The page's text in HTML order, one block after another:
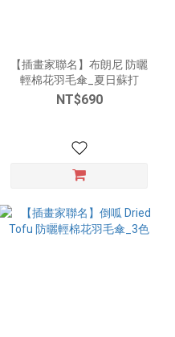
【插畫家聯名】布朗尼 防曬
輕棉花羽毛傘_夏日蘇打
NT$690